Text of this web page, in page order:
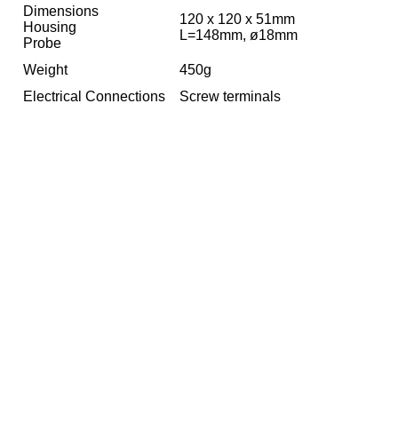
Dimensions
Housing
Probe
120 x 120 x 51mm
L=148mm, ø18mm
Weight
450g
Electrical Connections
Screw terminals